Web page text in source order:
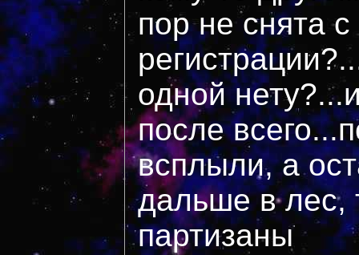
пор не снята с
одной
после
всплыли, а
дальше в лес,
партизаны